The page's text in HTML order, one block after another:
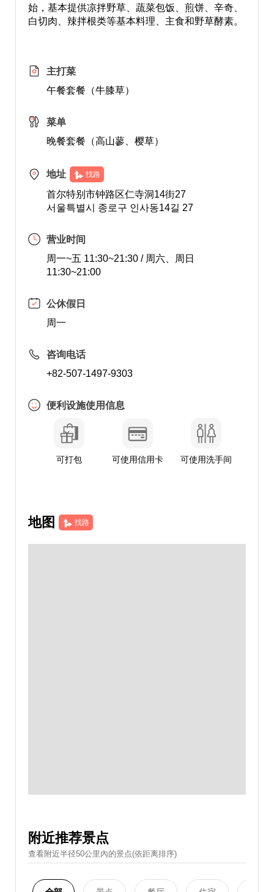
始，基本提供凉拌野草、蔬菜包饭、煎饼、辛奇、
白切肉、辣拌根类等基本料理、主食和野草酵素。
主打菜
午餐套餐（牛膝草）
菜单
晚餐套餐（高山蓼、樱草）
地址 找路
首尔特别市钟路区仁寺洞14街27
서울특별시 종로구 인사동14길 27
营业时间
周一~五 11:30~21:30 / 周六、周日
11:30~21:00
公休假日
周一
咨询电话
+82-507-1497-9303
便利设施使用信息
可打包 可使用信用卡 可使用洗手间
地图 找路
附近推荐景点
查看附近半径50公里內的景点(依距离排序)